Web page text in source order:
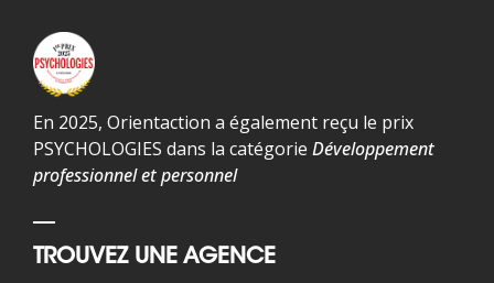
En 2025, Orientaction a également reçu le prix
PSYCHOLOGIES dans la catégorie Développement
professionnel et personnel
TROUVEZ UNE AGENCE